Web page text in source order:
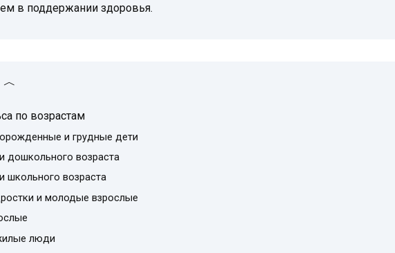
в поддержании здоровья.
по возрастам
и грудные дети
дошкольного возраста
школьного возраста
и молодые взрослые
люди